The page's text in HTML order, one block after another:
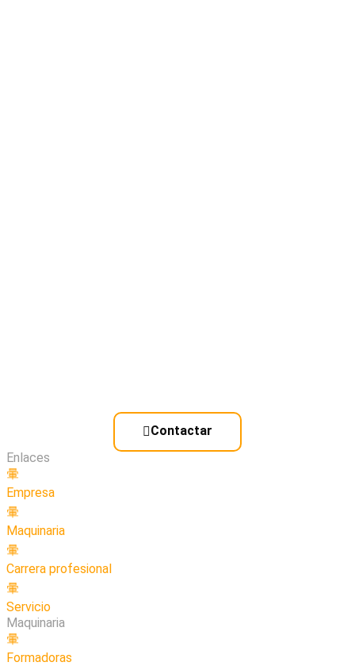
Contactar
Enlaces
Empresa
Maquinaria
Carrera profesional
Servicio
Maquinaria
Formadoras